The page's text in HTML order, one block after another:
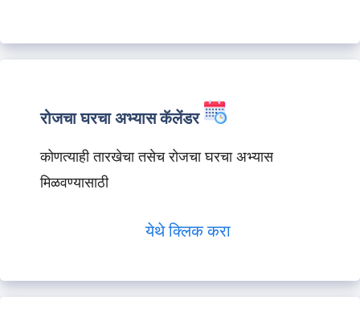
रोजचा घरचा अभ्यास कॅलेंडर
कोणत्याही तारखेचा तसेच रोजचा घरचा अभ्यास
मिळवण्यासाठी
येथे क्लिक करा